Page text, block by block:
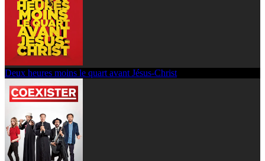
Deux heures moins le quart avant Jésus-Christ